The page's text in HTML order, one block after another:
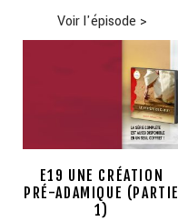
Voir l'épisode >
E19 UNE CRÉATION
PRÉ-ADAMIQUE (PARTIE
1)